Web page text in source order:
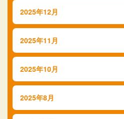
2025年12月
2025年11月
2025年10月
2025年8月